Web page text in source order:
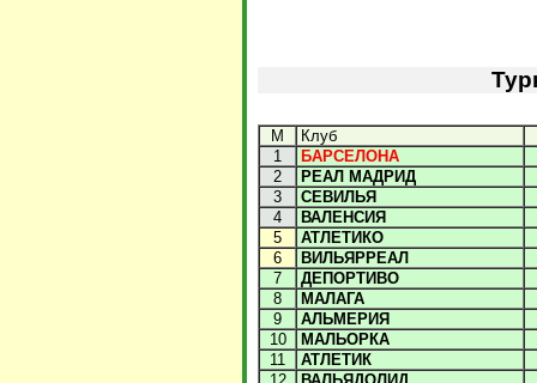
М
Клуб
1
БАРСЕЛОНА
2
РЕАЛ МАДРИД
3
СЕВИЛЬЯ
4
ВАЛЕНСИЯ
5
АТЛЕТИКО
6
ВИЛЬЯРРЕАЛ
7
ДЕПОРТИВО
8
МАЛАГА
9
АЛЬМЕРИЯ
10
МАЛЬОРКА
11
АТЛЕТИК